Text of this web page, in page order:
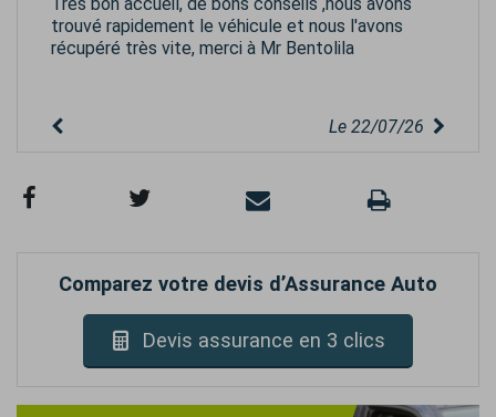
Très bon accueil, de bons conseils ,nous avons
trouvé rapidement le véhicule et nous l'avons
récupéré très vite, merci à Mr Bentolila
Le 22/07/26
Comparez votre devis d’Assurance Auto
Devis assurance en 3 clics